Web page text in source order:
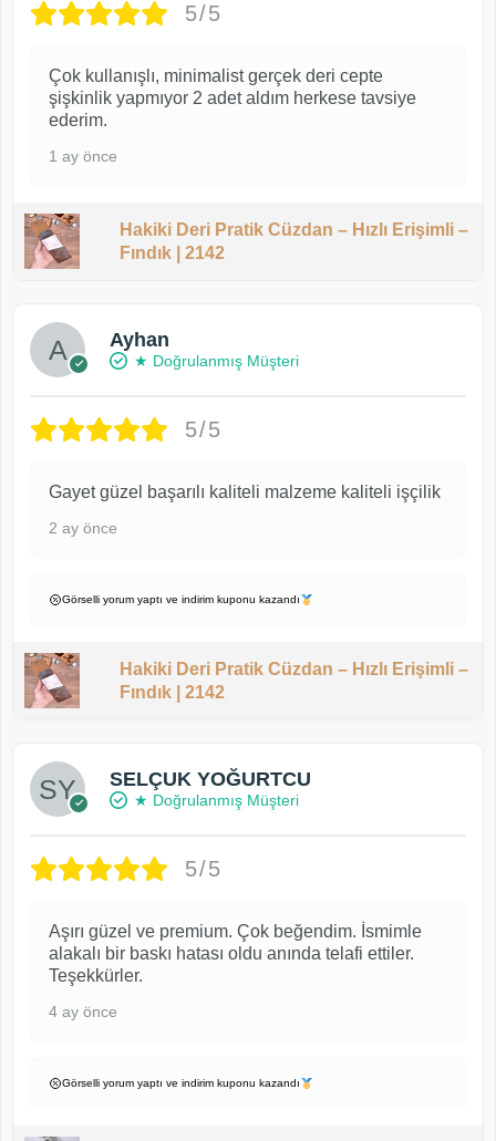
5/5
Çok kullanışlı, minimalist gerçek deri cepte
şişkinlik yapmıyor 2 adet aldım herkese tavsiye
ederim.
1 ay önce
Hakiki Deri Pratik Cüzdan – Hızlı Erişimli –
Fındık | 2142
Ayhan
★ Doğrulanmış Müşteri
5/5
Gayet güzel başarılı kaliteli malzeme kaliteli işçilik
2 ay önce
Görselli yorum yaptı ve indirim kuponu kazandı
Hakiki Deri Pratik Cüzdan – Hızlı Erişimli –
Fındık | 2142
SELÇUK YOĞURTCU
★ Doğrulanmış Müşteri
5/5
Aşırı güzel ve premium. Çok beğendim. İsmimle
alakalı bir baskı hatası oldu anında telafi ettiler.
Teşekkürler.
4 ay önce
Görselli yorum yaptı ve indirim kuponu kazandı